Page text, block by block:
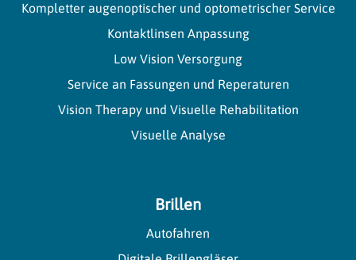
Kompletter augenoptischer und optometrischer Service
Kontaktlinsen Anpassung
Low Vision Versorgung
Service an Fassungen und Reperaturen
Vision Therapy und Visuelle Rehabilitation
Visuelle Analyse
Brillen
Autofahren